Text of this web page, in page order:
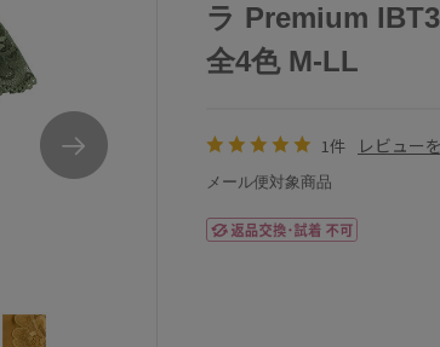
ラ Premium
全4色 M-LL
1件 レビュー
メール便対象商品